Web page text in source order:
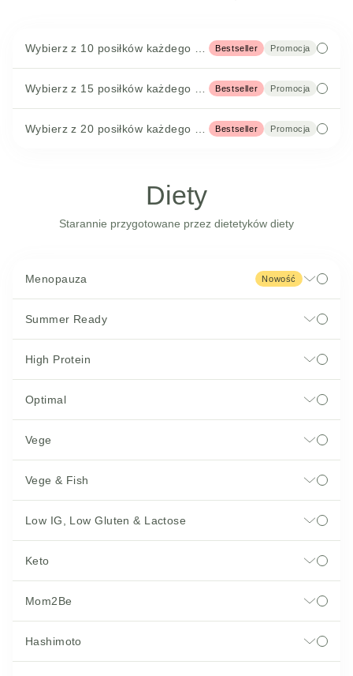
Wybierz z 10 posiłków każdego dniaBestseller Promocja
Wybierz z 15 posiłków każdego dniaBestseller Promocja
Wybierz z 20 posiłków każdego dniaBestseller Promocja
Diety
Starannie przygotowane przez dietetyków diety
Menopauza Nowość
Summer Ready
High Protein
Optimal
Vege
Vege & Fish
Low IG, Low Gluten & Lactose
Keto
Mom2Be
Hashimoto